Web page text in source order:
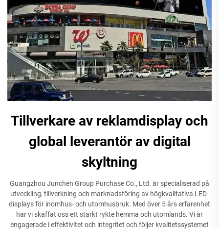
Tillverkare av reklamdisplay och
global leverantör av digital
skyltning
Guangzhou Junchen Group Purchase Co., Ltd. är specialiserad på
utveckling, tillverkning och marknadsföring av högkvalitativa LED-
displays för inomhus- och utomhusbruk. Med över 5 års erfarenhet
har vi skaffat oss ett starkt rykte hemma och utomlands. Vi är
engagerade i effektivitet och integritet och följer kvalitetssystemet